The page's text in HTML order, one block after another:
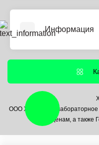
Информация
Информация о
Политика безопасности
Условия соглашения
Контакты
Связаться с нами
ООО ХИМ-ВЕСТ лабораторное
ценам, а также